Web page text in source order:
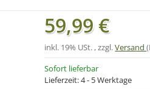
Sofort lieferbar
Lieferzeit:4 - 5 Werktage
59,99 €
inkl. 19% USt. , zzgl.Versand